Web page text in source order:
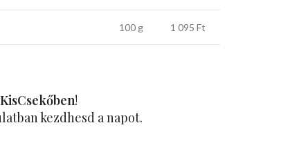
100 g 1 095 Ft
!
kezdhesd a napot.